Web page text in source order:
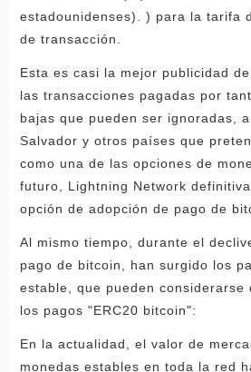
estadounidenses). ) para la tarifa
de transacción.
Esta es casi la mejor publicidad
las transacciones pagadas por
bajas que pueden ser ignoradas,
Salvador y otros países que
como una de las opciones de
futuro, Lightning Network
opción de adopción de pago de
Al mismo tiempo, durante el
pago de bitcoin, han surgido los
estable, que pueden considerarse
los pagos "ERC20 bitcoin":
En la actualidad, el valor de
monedas estables en toda la red